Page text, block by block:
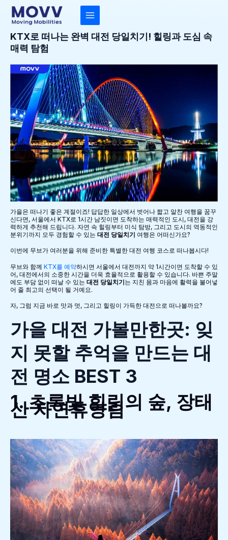
MAIN
MENU
KTX로 떠나는 완벽 대전 당일치기! 힐링과 도심 속
매력 탐험
가을은 떠나기 좋은 계절이죠! 답답한 일상에서 벗어나 짧고 알찬 여행을 꿈꾸
신다면, 서울에서 KTX로 1시간 남짓이면 도착하는 매력적인 도시, 대전을 강
력하게 추천해 드립니다. 자연 속 힐링부터 미식 탐방, 그리고 도시의 역동적인
분위기까지 모두 경험할 수 있는 대전 당일치기 여행은 어떠신가요?
이번에 무브가 여러분을 위해 준비한 특별한 대전 여행 코스로 떠나봅시다!
무브와 함께 KTX를 예약하시면 서울에서 대전까지 약 1시간이면 도착할 수 있
어, 대전에서의 소중한 시간을 더욱 효율적으로 활용할 수 있습니다. 바쁜 주말
에도 부담 없이 떠날 수 있는 대전 당일치기는 지친 몸과 마음에 활력을 불어넣
어 줄 최고의 선택이 될 거예요.
자, 그럼 지금 바로 맛과 멋, 그리고 힐링이 가득한 대전으로 떠나볼까요?
가을 대전 가볼만한곳: 잊
지 못할 추억을 만드는 대
전 명소 BEST 3
1. 초록빛 힐링의 숲, 장태
산 자연휴양림